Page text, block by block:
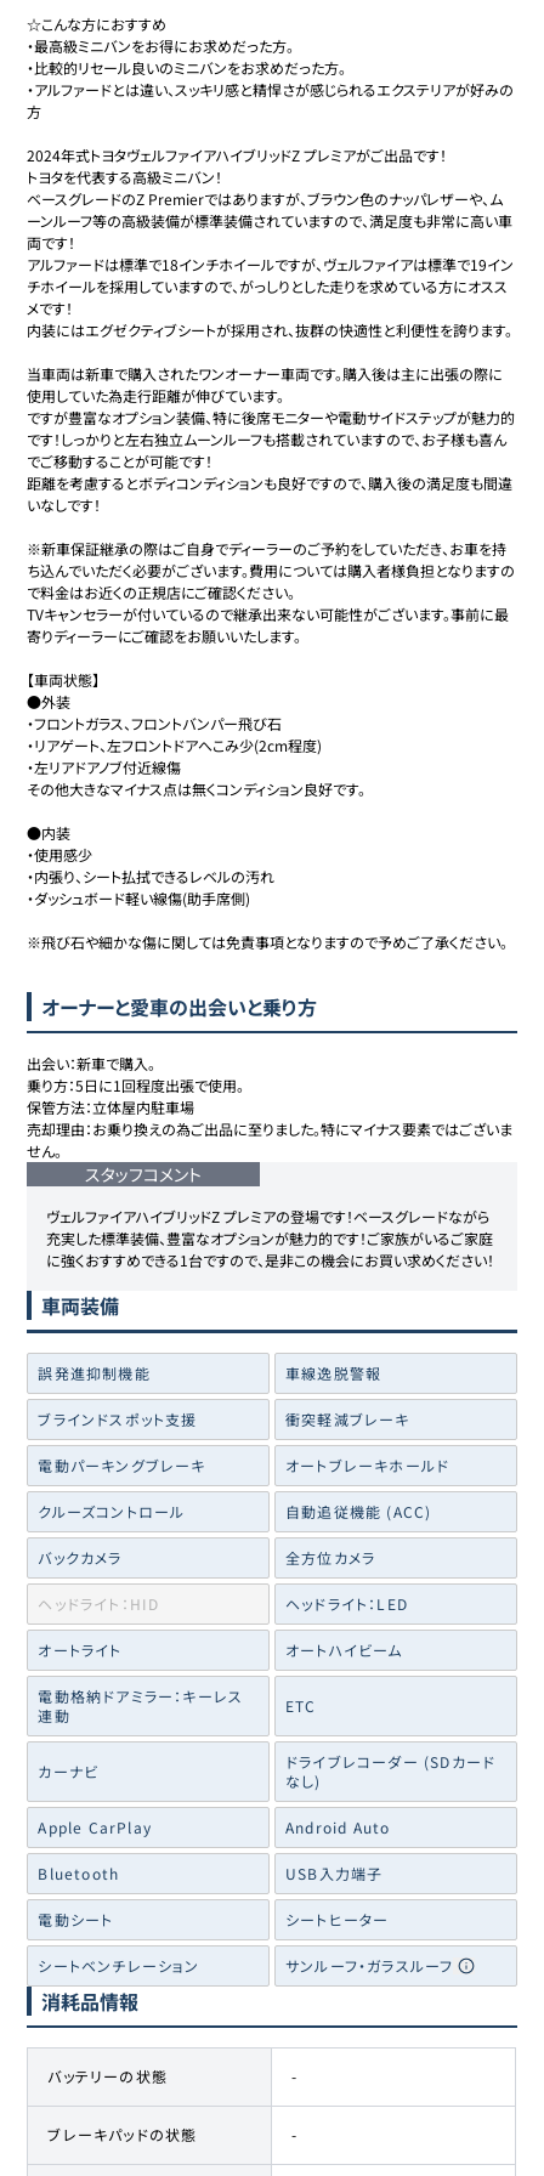
☆こんな方におすすめ
・最高級ミニバンをお得にお求めだった方。
・比較的リセール良いのミニバンをお求めだった方。
・アルファードとは違い、スッキリ感と精悍さが感じられるエクステリアが好みの
方
2024年式トヨタヴェルファイアハイブリッドZ プレミアがご出品です！
トヨタを代表する高級ミニバン！
ベースグレードのZ Premierではありますが、ブラウン色のナッパレザーや、ム
ーンルーフ等の高級装備が標準装備されていますので、満足度も非常に高い車
両です！
アルファードは標準で18インチホイールですが、ヴェルファイアは標準で19イン
チホイールを採用していますので、がっしりとした走りを求めている方にオスス
メです！
内装にはエグゼクティブシートが採用され、抜群の快適性と利便性を誇ります。
当車両は新車で購入されたワンオーナー車両です。購入後は主に出張の際に
使用していた為走行距離が伸びています。
ですが豊富なオプション装備、特に後席モニターや電動サイドステップが魅力的
です！しっかりと左右独立ムーンルーフも搭載されていますので、お子様も喜ん
でご移動することが可能です！
距離を考慮するとボディコンディションも良好ですので、購入後の満足度も間違
いなしです！
※新車保証継承の際はご自身でディーラーのご予約をしていただき、お車を持
ち込んでいただく必要がございます。費用については購入者様負担となりますの
で料金はお近くの正規店にご確認ください。
TVキャンセラーが付いているので継承出来ない可能性がございます。事前に最
寄りディーラーにご確認をお願いいたします。
【車両状態】
●外装
・フロントガラス、フロントバンパー飛び石
・リアゲート、左フロントドアへこみ少(2cm程度)
・左リアドアノブ付近線傷
その他大きなマイナス点は無くコンディション良好です。
●内装
・使用感少
・内張り、シート払拭できるレベルの汚れ
・ダッシュボード軽い線傷(助手席側)
※飛び石や細かな傷に関しては免責事項となりますので予めご了承ください。
オーナーと愛車の出会いと乗り方
出会い：新車で購入。
乗り方：5日に1回程度出張で使用。
保管方法：立体屋内駐車場
売却理由：お乗り換えの為ご出品に至りました。特にマイナス要素ではございま
せん。
スタッフコメント
ヴェルファイアハイブリッドZ プレミアの登場です！ベースグレードながら
充実した標準装備、豊富なオプションが魅力的です！ご家族がいるご家庭
に強くおすすめできる1台ですので、是非この機会にお買い求めください！
車両装備
誤発進抑制機能 車線逸脱警報
ブラインドスポット支援 衝突軽減ブレーキ
電動パーキングブレーキ オートブレーキホールド
クルーズコントロール 自動追従機能 (ACC)
バックカメラ 全方位カメラ
ヘッドライト：HID ヘッドライト：LED
オートライト オートハイビーム
電動格納ドアミラー：キーレス
連動
ETC
カーナビ
ドライブレコーダー (SDカード
なし)
Apple CarPlay Android Auto
Bluetooth USB入力端子
電動シート シートヒーター
シートベンチレーション サンルーフ・ガラスルーフ
消耗品情報
バッテリーの状態 -
ブレーキパッドの状態 -